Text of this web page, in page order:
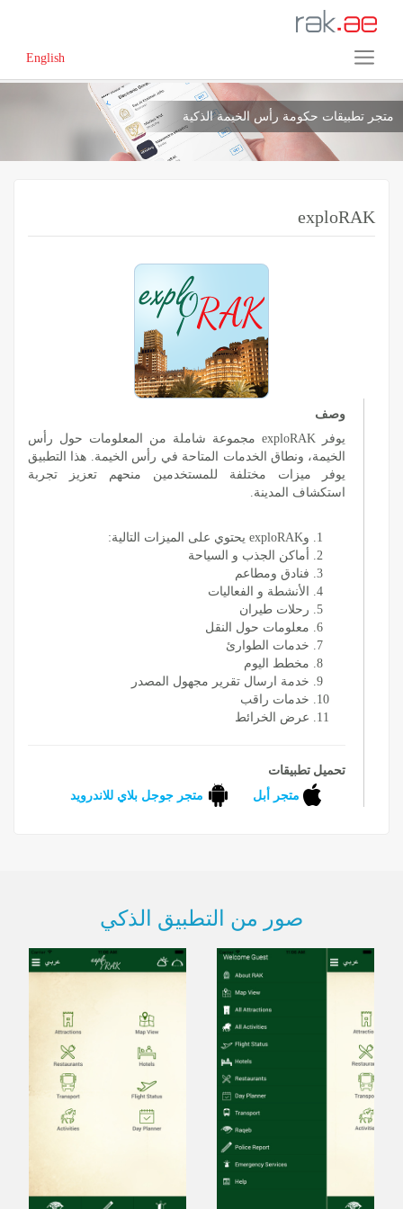
English
متجر تطبيقات حكومة رأس الخيمة الذكية
exploRAK
وصف
يوفر exploRAK مجموعة شاملة من المعلومات حول رأس
الخيمة، ونطاق الخدمات المتاحة في رأس الخيمة. هذا التطبيق
يوفر ميزات مختلفة للمستخدمين منحهم تعزيز تجربة
استكشاف المدينة.
وexploRAK يحتوي على الميزات التالية:
أماكن الجذب و السياحة
فنادق ومطاعم
الأنشطة و الفعاليات
رحلات طيران
معلومات حول النقل
خدمات الطوارئ
مخطط اليوم
خدمة ارسال تقرير مجهول المصدر
خدمات راقب
عرض الخرائط
تحميل تطبيقات
متجر أبل متجر جوجل بلاي للاندرويد
صور من التطبيق الذكي